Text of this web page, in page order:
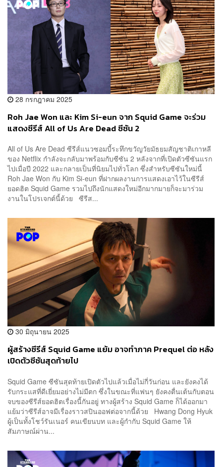
28 กรกฎาคม 2025
Roh Jae Won และ Kim Si-eun จาก Squid Game จะร่วม
แสดงซีรีส์ All of Us Are Dead ซีซัน 2
All of Us Are Dead ซีรีส์แนวซอมบี้ระทึกขวัญวัยมัธยมสัญชาติเกาหลี
ของ Netflix กำลังจะกลับมาพร้อมกับซีซัน 2 หลังจากที่เปิดตัวซีซันแรก
ไปเมื่อปี 2022 และกลายเป็นที่นิยมไปทั่วโลก ซึ่งสำหรับซีซันใหม่นี้
Roh Jae Won กับ Kim Si-eun ที่ฝากผลงานการแสดงเอาไว้ในซีรีส์
ยอดฮิต Squid Game รวมไปถึงนักแสดงใหม่อีกมากมายก็จะมาร่วม
งานในโปรเจกต์นี้ด้วย ซีรีส...
30 มิถุนายน 2025
ผู้สร้างซีรีส์ Squid Game แย้ม อาจทำภาค Prequel ต่อ หลัง
เปิดตัวซีซันสุดท้ายไป
Squid Game ซีซันสุดท้ายเปิดตัวไปแล้วเมื่อไม่กี่วันก่อน และยังคงได้
รับกระแสที่ดีเยี่ยมอย่างไม่มีตก ซึ่งในขณะที่แฟนๆ ยังคงตื่นเต้นกับตอน
จบของซีรีส์ยอดฮิตเรื่องนี้กันอยู่ ทางผู้สร้าง Squid Game ก็ได้ออกมา
แย้มว่าซีรีส์อาจมีเรื่องราวสปินออฟต่อจากนี้ด้วย Hwang Dong Hyuk
ผู้เป็นทั้งโชว์รันเนอร์ คนเขียนบท และผู้กำกับ Squid Game ให้
สัมภาษณ์ผ่าน...